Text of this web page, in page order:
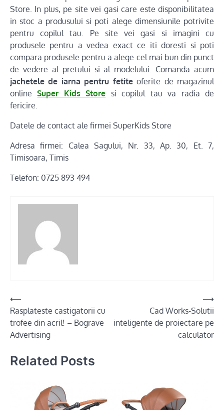
Store. In plus, pe site vei gasi care este disponibilitatea
in stoc a produsului si poti alege dimensiunile potrivite
pentru copilul tau. Pe site vei gasi si imagini cu
produsele pentru a vedea exact ce iti doresti si poti
compara produsele pentru a alege cel mai bun din punct
de vedere al pretului si al modelului. Comanda acum
jachetele de iarna pentru fetiteoferite de magazinul
onlineSuper Kids Store si copilul tau va radia de
fericire.
Datele de contact ale firmei SuperKids Store
Adresa firmei: Calea Sagului, Nr. 33, Ap. 30, Et. 7,
Timisoara, Timis
Telefon: 0725 893 494
Post
navigation
⟵
Rasplateste castigatorii cu
trofee din acril! – Bograve
Advertising
Cad Works-Solutii
inteligente de proiectare pe
calculator
⟶
Related Posts